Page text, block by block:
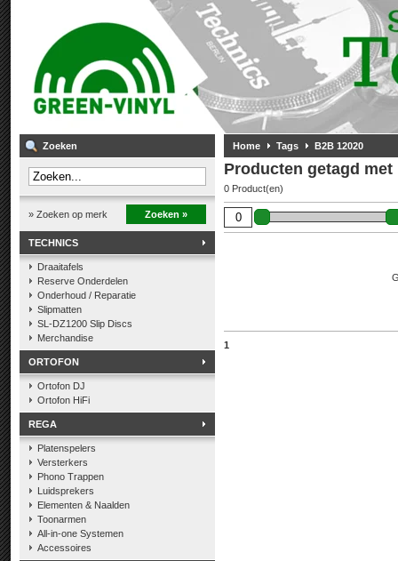
Zoeken
» Zoeken op merk Zoeken »
TECHNICS
Draaitafels
Reserve Onderdelen
Onderhoud / Reparatie
Slipmatten
SL-DZ1200 Slip Discs
Merchandise
ORTOFON
Ortofon DJ
Ortofon HiFi
REGA
Platenspelers
Versterkers
Phono Trappen
Luidsprekers
Elementen & Naalden
Toonarmen
All-in-one Systemen
Accessoires
Home Tags B2B 12020
Producten getagd met
0 Product(en)
1